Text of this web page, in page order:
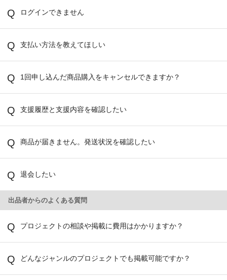
ログインできません
支払い方法を教えてほしい
1回申し込んだ商品購入をキャンセルできますか？
支援履歴と支援内容を確認したい
商品が届きません。発送状況を確認したい
退会したい
出品者からのよくある質問
プロジェクトの相談や掲載に費用はかかりますか？
どんなジャンルのプロジェクトでも掲載可能ですか？